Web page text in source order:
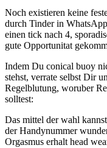
Noch existieren keine
durch Tinder in
einen tick nach 4,
gute Opportunitat
Indem Du conical buoy
stehst, verrate selbst Dir
Regelblutung, woruber
solltest:
Das mittel der wahl
der Handynummer
Orgasmus erhalt head